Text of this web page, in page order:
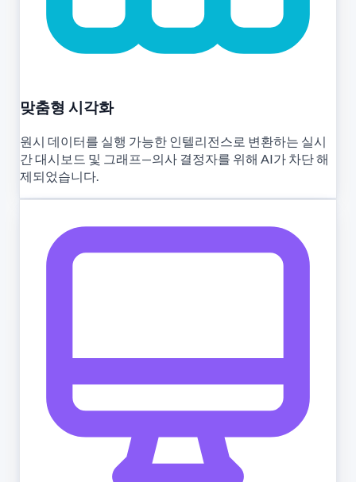
맞춤형 시각화
원시 데이터를 실행 가능한 인텔리전스로 변환하는 실시
간 대시보드 및 그래프—의사 결정자를 위해 AI가 차단 해
제되었습니다.